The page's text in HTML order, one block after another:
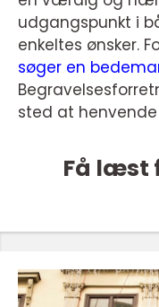
udgangspunkt i
enkeltes ønsker.
søger en
sted at henvende
Få læst